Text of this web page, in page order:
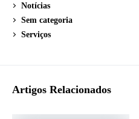
Notícias
Sem categoria
Serviços
Artigos Relacionados